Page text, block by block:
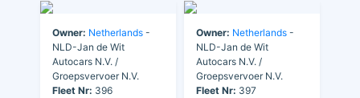
Owner: Netherlands -
NLD-Jan de Wit
Autocars N.V. /
Groepsvervoer N.V.
Fleet Nr: 396
Owner: Netherlands -
NLD-Jan de Wit
Autocars N.V. /
Groepsvervoer N.V.
Fleet Nr: 397